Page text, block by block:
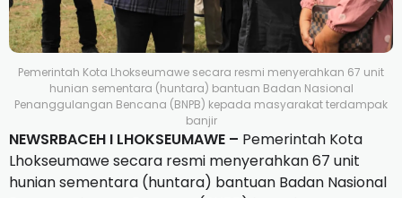
Pemerintah Kota Lhokseumawe secara resmi menyerahkan 67 unit
hunian sementara (huntara) bantuan Badan Nasional
Penanggulangan Bencana (BNPB) kepada masyarakat terdampak
banjir
NEWSRBACEH I LHOKSEUMAWE – Pemerintah Kota
Lhokseumawe secara resmi menyerahkan 67 unit
hunian sementara (huntara) bantuan Badan Nasional